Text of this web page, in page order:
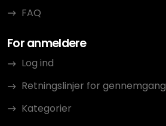
FAQ
For anmeldere
Log ind
Retningslinjer for gennemgang
Kategorier